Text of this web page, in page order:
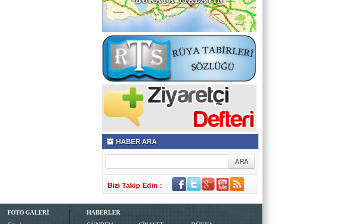
HABER ARA
Bizi Takip Edin :
FOTO GALERİ
HABERLER